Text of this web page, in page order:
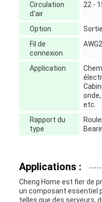
Circulation
d'air
22 -
Option
Fil de
connexion
Application
etc.
Rapport du
type
Applications :
Cheng Home est fier de
un composant essentiel
telles que des serveurs,